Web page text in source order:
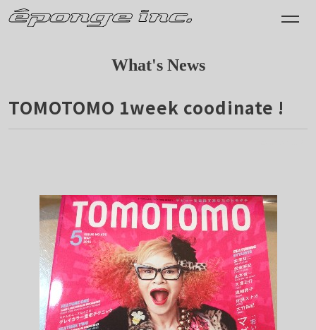
What's News
TOMOTOMO 1week coodinate !